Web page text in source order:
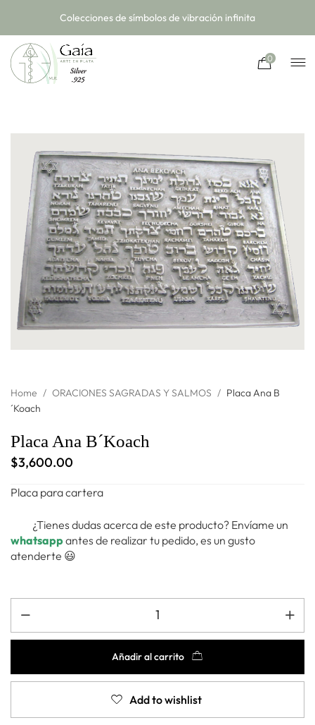
Colecciones de símbolos de vibración infinita
0
Home / ORACIONES SAGRADAS Y SALMOS / Placa Ana B
´Koach
Placa Ana B´Koach
$3,600.00
Placa para cartera
¿Tienes dudas acerca de este producto? Envíame un
whatsapp antes de realizar tu pedido, es un gusto
atenderte 😃
Añadir al carrito
Add to wishlist